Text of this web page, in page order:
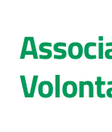
Servizi
Luoghi
di